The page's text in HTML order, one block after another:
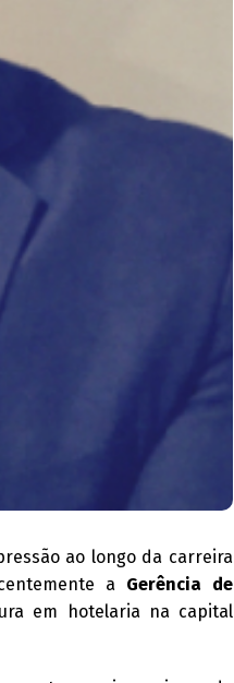
ao longo da carreira
a Gerência de
em hotelaria na capital